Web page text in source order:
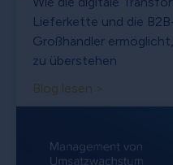
Lieferkette und die
Großhändler
zu überstehen
Blog lesen >